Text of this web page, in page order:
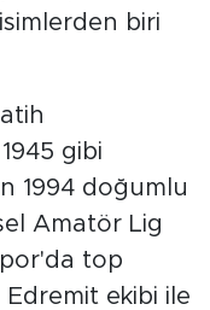
biri
gibi
1994 doğumlu
Amatör Lig
top
ekibi ile